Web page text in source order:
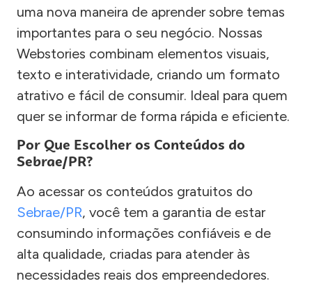
uma nova maneira de aprender sobre temas
importantes para o seu negócio. Nossas
Webstories combinam elementos visuais,
texto e interatividade, criando um formato
atrativo e fácil de consumir. Ideal para quem
quer se informar de forma rápida e eficiente.
Por Que Escolher os Conteúdos do
Sebrae/PR?
Ao acessar os conteúdos gratuitos do
Sebrae/PR, você tem a garantia de estar
consumindo informações confiáveis e de
alta qualidade, criadas para atender às
necessidades reais dos empreendedores.